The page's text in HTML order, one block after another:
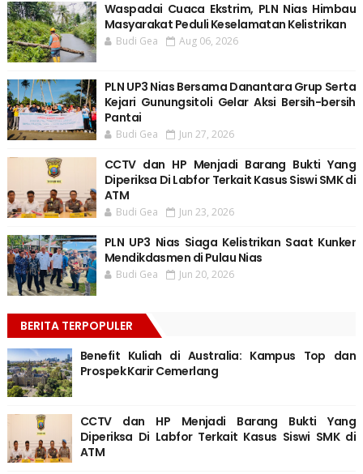
Waspadai Cuaca Ekstrim, PLN Nias Himbau
Masyarakat Peduli Keselamatan Kelistrikan
Budi Gea Aug 06, 2026
PLN UP3 Nias Bersama Danantara Grup Serta
Kejari Gunungsitoli Gelar Aksi Bersih-bersih
Pantai
Budi Gea Jun 27, 2026
CCTV dan HP Menjadi Barang Bukti Yang
Diperiksa Di Labfor Terkait Kasus Siswi SMK di
ATM
Budi Gea Jun 23, 2026
PLN UP3 Nias Siaga Kelistrikan Saat Kunker
Mendikdasmen di Pulau Nias
Budi Gea Jun 20, 2026
BERITA TERPOPULER
Benefit Kuliah di Australia: Kampus Top dan
Prospek Karir Cemerlang
CCTV dan HP Menjadi Barang Bukti Yang
Diperiksa Di Labfor Terkait Kasus Siswi SMK di
ATM